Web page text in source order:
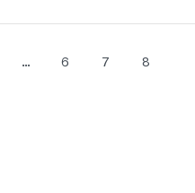
… 6 7 8